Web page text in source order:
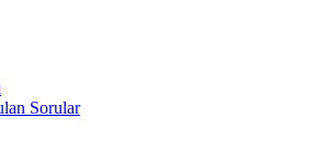
Sorular